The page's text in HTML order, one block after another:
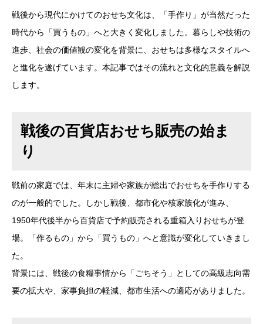
戦後から現代にかけてのおせち文化は、「手作り」が当然だった
時代から「買うもの」へと大きく変化しました。暮らしや技術の
進歩、社会の価値観の変化を背景に、おせちは多様なスタイルへ
と進化を遂げています。本記事ではその流れと文化的意義を解説
します。
戦後の百貨店おせち販売の始ま
り
戦前の家庭では、年末に主婦や家族が総出でおせちを手作りする
のが一般的でした。しかし戦後、都市化や核家族化が進み、
1950年代後半から百貨店で予約販売される重箱入りおせちが登
場。「作るもの」から「買うもの」へと意識が変化していきまし
た。
背景には、戦後の食糧事情から「ごちそう」としての高級志向需
要の拡大や、家事負担の軽減、都市生活への適応がありました。